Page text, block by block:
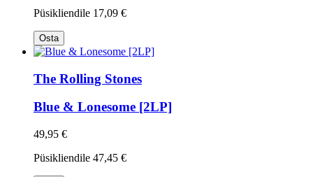
Püsikliendile 17,09 €
Osta
The Rolling Stones
Blue & Lonesome [2LP]
49,95 €
Püsikliendile 47,45 €